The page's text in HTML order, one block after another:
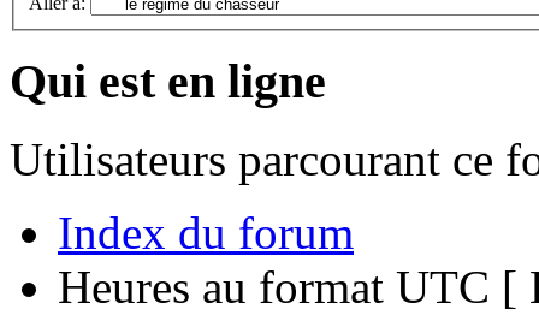
Qui est en ligne
Utilisateurs parcourant ce
Index du forum
Heures au format UTC [